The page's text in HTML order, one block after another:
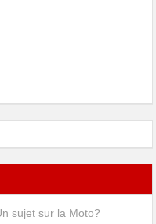
sujet sur la Moto?